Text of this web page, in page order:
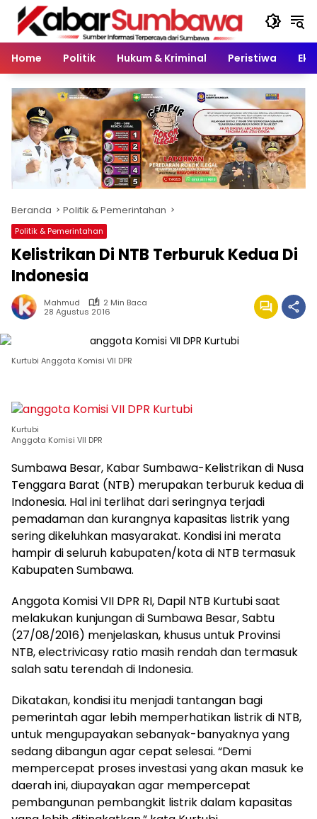
Langsung
konten
Home
Politik Hukum & Kriminal Peristiwa
Beranda Politik & Pemerintahan
Politik & Pemerintahan
Kelistrikan Di NTB Terburuk Kedua Di
Indonesia
Mahmud
2 Min Baca
28 Agustus 2016
Kurtubi Anggota Komisi VII DPR
Kurtubi
Anggota Komisi VII DPR
Sumbawa Besar, Kabar Sumbawa-Kelistrikan di Nusa
Tenggara Barat (NTB) merupakan terburuk kedua di
Indonesia. Hal ini terlihat dari seringnya terjadi
pemadaman dan kurangnya kapasitas listrik yang
sering dikeluhkan masyarakat. Kondisi ini merata
hampir di seluruh kabupaten/kota di NTB termasuk
Kabupaten Sumbawa.
Anggota Komisi VII DPR RI, Dapil NTB Kurtubi saat
melakukan kunjungan di Sumbawa Besar, Sabtu
(27/08/2016) menjelaskan, khusus untuk Provinsi
NTB, electrivicasy ratio masih rendah dan termasuk
salah satu terendah di Indonesia.
Dikatakan, kondisi itu menjadi tantangan bagi
pemerintah agar lebih memperhatikan listrik di NTB,
untuk mengupayakan sebanyak-banyaknya yang
sedang dibangun agar cepat selesai. “Demi
mempercepat proses investasi yang akan masuk ke
daerah ini, diupayakan agar mempercepat
pembangunan pembangkit listrik dalam kapasitas